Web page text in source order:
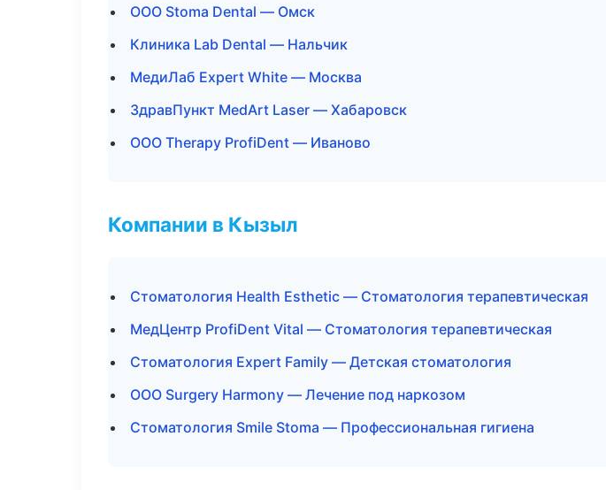
ООО Stoma Dental — Омск
Клиника Lab Dental — Нальчик
МедиЛаб Expert White — Москва
ЗдравПункт MedArt Laser — Хабаровск
ООО Therapy ProfiDent — Иваново
Компании в Кызыл
Стоматология Health Esthetic — Стоматология терапевтическая
МедЦентр ProfiDent Vital — Стоматология терапевтическая
Стоматология Expert Family — Детская стоматология
ООО Surgery Harmony — Лечение под наркозом
Стоматология Smile Stoma — Профессиональная гигиена